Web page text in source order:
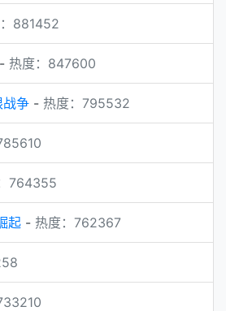
881452
- 热度：847600
战争 - 热度：795532
764355
起 - 热度：762367